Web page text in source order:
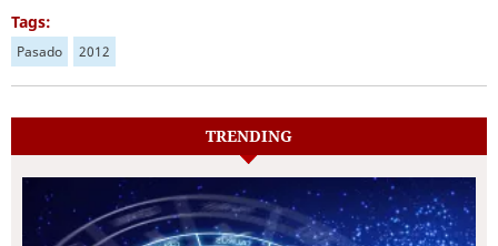
Tags:
Pasado 2012
TRENDING